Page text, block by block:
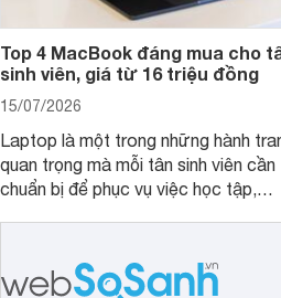
Top 4 MacBook đáng mua cho
sinh viên, giá từ 16 triệu đồng
15/07/2026
Laptop là một trong những hành
quan trọng mà mỗi tân sinh viên cần
chuẩn bị để phục vụ việc học tập,
năng ổn định, bền bỉ cùng mức giá dễ
tiếp cận, dưới đây là những mẫu